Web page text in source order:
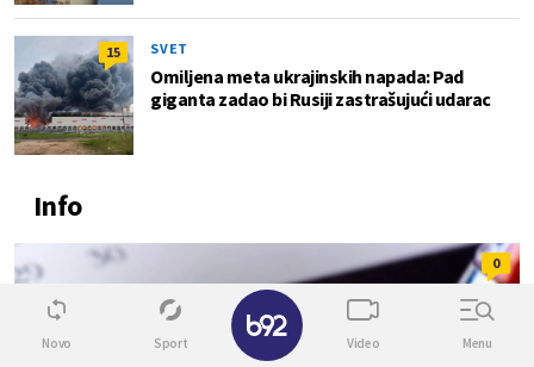
15 SVET
Omiljena meta ukrajinskih napada: Pad
giganta zadao bi Rusiji zastrašujući udarac
Info
0
Novo Sport Video Menu
✕